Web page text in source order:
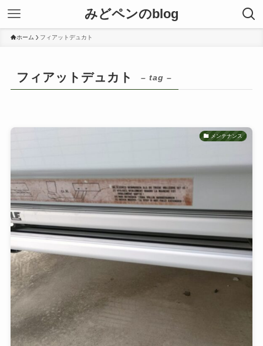
みどペンのblog
ホーム フィアットデュカト
フィアットデュカト – tag –
メンテナンス